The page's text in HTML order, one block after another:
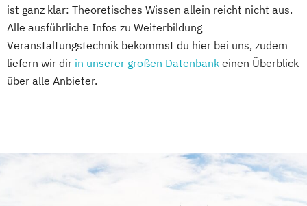
ist ganz klar: Theoretisches Wissen allein reicht nicht aus.
Alle ausführliche Infos zu Weiterbildung
Veranstaltungstechnik bekommst du hier bei uns, zudem
liefern wir dir in unserer großen Datenbank einen Überblick
über alle Anbieter.